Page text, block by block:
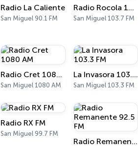
Radio La Caliente
San Miguel 90.1 FM
Radio Rocola 103.7 FM
San Miguel 103.7 FM
Radio Cret 1080 AM
San Miguel 1080 AM
La Invasora 103.3 FM
San Miguel 103.3 FM
Radio RX FM
San Miguel 99.7 FM
Radio Remanente 92.5 FM